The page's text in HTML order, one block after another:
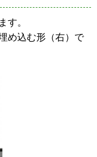
す。
め込む形（右）で